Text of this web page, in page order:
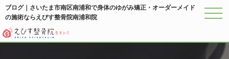
ブログ｜さいたま市南区南浦和で身体のゆがみ矯正・オーダーメイド
の施術ならえびす整骨院南浦和院
メニ